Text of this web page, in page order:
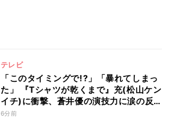
テレビ
「このタイミングで!?」「暴れてしまっ
た」 『Tシャツが乾くまで』充(松山ケン
イチ)に衝撃、蒼井優の演技力に涙の反
響も
6分前